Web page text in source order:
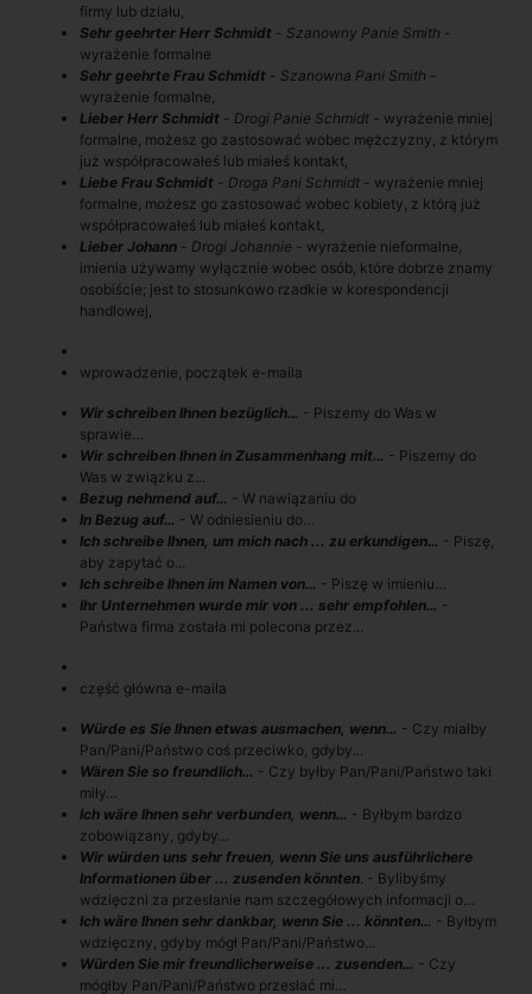
firmy lub działu,
Sehr geehrter Herr Schmidt - Szanowny Panie Smith -
wyrażenie formalne
Sehr geehrte Frau Schmidt - Szanowna Pani Smith -
wyrażenie formalne,
Lieber Herr Schmidt - Drogi Panie Schmidt - wyrażenie mniej
formalne, możesz go zastosować wobec mężczyzny, z którym
już współpracowałeś lub miałeś kontakt,
Liebe Frau Schmidt - Droga Pani Schmidt - wyrażenie mniej
formalne, możesz go zastosować wobec kobiety, z którą już
współpracowałeś lub miałeś kontakt,
Lieber Johann - Drogi Johannie - wyrażenie nieformalne,
imienia używamy wyłącznie wobec osób, które dobrze znamy
osobiście; jest to stosunkowo rzadkie w korespondencji
handlowej,
wprowadzenie, początek e-maila
Wir schreiben Ihnen bezüglich… - Piszemy do Was w
sprawie…
Wir schreiben Ihnen in Zusammenhang mit… - Piszemy do
Was w związku z...
Bezug nehmend auf… - W nawiązaniu do
In Bezug auf… - W odniesieniu do…
Ich schreibe Ihnen, um mich nach ... zu erkundigen… - Piszę,
aby zapytać o...
Ich schreibe Ihnen im Namen von… - Piszę w imieniu…
Ihr Unternehmen wurde mir von ... sehr empfohlen… -
Państwa firma została mi polecona przez...
część główna e-maila
Würde es Sie Ihnen etwas ausmachen, wenn… - Czy miałby
Pan/Pani/Państwo coś przeciwko, gdyby...
Wären Sie so freundlich… - Czy byłby Pan/Pani/Państwo taki
miły…
Ich wäre Ihnen sehr verbunden, wenn… - Byłbym bardzo
zobowiązany, gdyby…
Wir würden uns sehr freuen, wenn Sie uns ausführlichere
Informationen über ... zusenden könnten. - Bylibyśmy
wdzięczni za przesłanie nam szczegółowych informacji o…
Ich wäre Ihnen sehr dankbar, wenn Sie ... könnten… - Byłbym
wdzięczny, gdyby mógł Pan/Pani/Państwo...
Würden Sie mir freundlicherweise ... zusenden… - Czy
mógłby Pan/Pani/Państwo przesłać mi…